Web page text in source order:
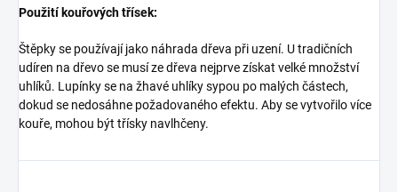
Použití kouřových třísek:
Štěpky se používají jako náhrada dřeva při uzení. U tradičních
udíren na dřevo se musí ze dřeva nejprve získat velké množství
uhlíků. Lupínky se na žhavé uhlíky sypou po malých částech,
dokud se nedosáhne požadovaného efektu. Aby se vytvořilo více
kouře, mohou být třísky navlhčeny.